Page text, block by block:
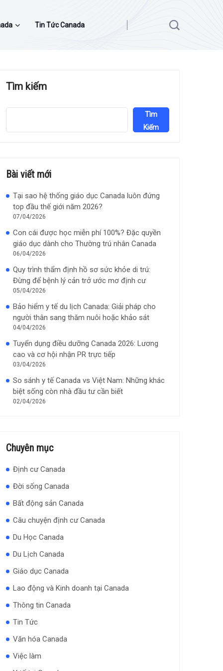
Tin Tức Canada
Tìm kiếm
Tìm
Kiếm
Bài viết mới
Tại sao hệ thống giáo dục Canada luôn đứng
top đầu thế giới năm 2026?
07/04/2026
Con cái được học miễn phí 100%? Đặc quyền
giáo dục dành cho Thường trú nhân Canada
06/04/2026
Quy trình thẩm định hồ sơ sức khỏe di trú:
Đừng để bệnh lý cản trở ước mơ định cư
05/04/2026
Bảo hiểm y tế du lịch Canada: Giải pháp cho
người thân sang thăm nuôi hoặc khảo sát
04/04/2026
Tuyển dụng điều dưỡng Canada 2026: Lương
cao và cơ hội nhận PR trực tiếp
03/04/2026
So sánh y tế Canada vs Việt Nam: Những khác
biệt sống còn nhà đầu tư cần biết
02/04/2026
Chuyên mục
Định cư Canada
Đời sống Canada
Bất động sản Canada
Câu chuyện định cư Canada
Du Học Canada
Du Lịch Canada
Giáo dục Canada
Lao động và Kinh doanh tại Canada
Thông tin Canada
Tin Tức
Văn hóa Canada
Việc làm